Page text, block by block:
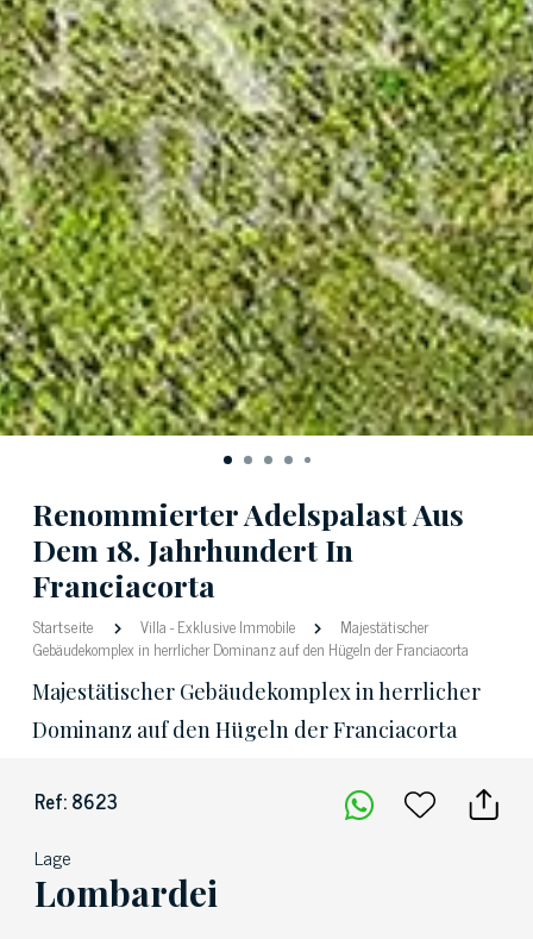
Renommierter Adelspalast Aus
Dem 18. Jahrhundert In
Franciacorta
Startseite Villa-Exklusive Immobile
Majestätischer
Gebäudekomplex in herrlicher Dominanz auf den Hügeln der Franciacorta
Majestätischer Gebäudekomplex in herrlicher
Dominanz auf den Hügeln der Franciacorta
Ref: 8623
Lage
Lombardei